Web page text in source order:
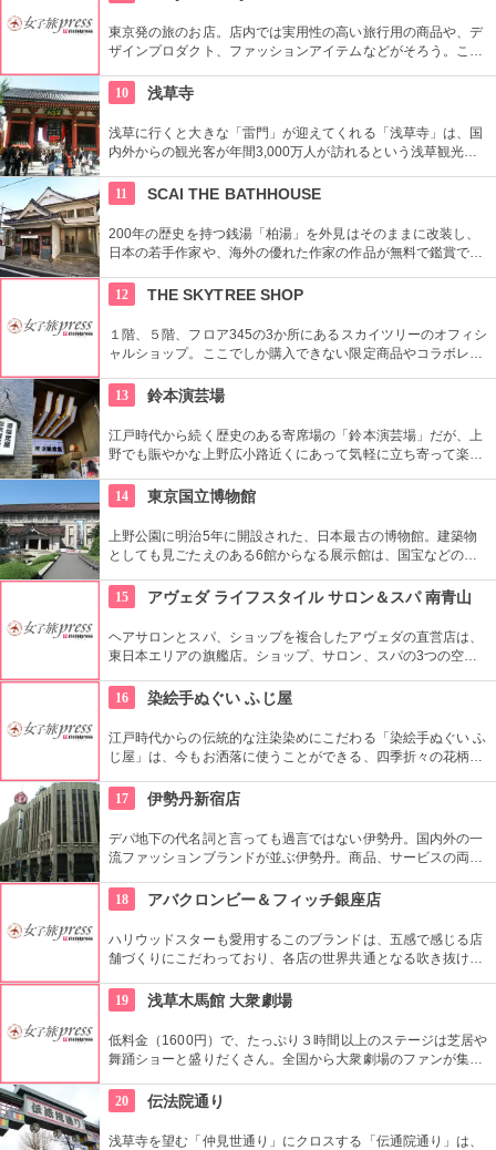
東京発の旅のお店。店内では実用性の高い旅行用の商品や、デ
ザインプロダクト、ファッションアイテムなどがそろう。これ
されている。
10 浅草寺
浅草に行くと大きな「雷門」が迎えてくれる「浅草寺」は、国
内外からの観光客が年間3,000万人が訪れるという浅草観光一
都内最古の名刹です。
11 SCAI THE BATHHOUSE
200年の歴史を持つ銭湯「柏湯」を外見はそのままに改装し、
日本の若手作家や、海外の優れた作家の作品が無料で鑑賞でき
12
THE SKYTREE SHOP
１階、５階、フロア345の3か所にあるスカイツリーのオフィシ
ャルショップ。ここでしか購入できない限定商品やコラボレー
日本一高いところでの購入として記念に残る思い出に！
13 鈴本演芸場
江戸時代から続く歴史のある寄席場の「鈴本演芸場」だが、上
野でも賑やかな上野広小路近くにあって気軽に立ち寄って楽し
ず入ってみてはいかがでしょう。
14 東京国立博物館
上野公園に明治5年に開設された、日本最古の博物館。建築物
としても見ごたえのある6館からなる展示館は、国宝などの歴
す。オリジナルグッズを販売するミュージアムショップや食事
もできるカフェなども併設されています。
15 アヴェダ ライフスタイル サロン＆スパ 南青山
ヘアサロンとスパ、ショップを複合したアヴェダの直営店は、
東日本エリアの旗艦店。ショップ、サロン、スパの3つの空間
豊かな時間の中、リラックスしてお過ごしいただけます。
16 染絵手ぬぐい ふじ屋
江戸時代からの伝統的な注染染めにこだわる「染絵手ぬぐい ふ
じ屋」は、今もお洒落に使うことができる、四季折々の花柄や
地の小物も各種扱っています。
17 伊勢丹新宿店
デパ地下の代名詞と言っても過言ではない伊勢丹。国内外の一
流ファッションブランドが並ぶ伊勢丹。商品、サービスの両面
とメンズ館があり、百貨店業界では衣料品の売上高日本一を誇
っている。
18 アバクロンビー＆フィッチ銀座店
ハリウッドスターも愛用するこのブランドは、五感で感じる店
舗づくりにこだわっており、各店の世界共通となる吹き抜けの
壁面を描き刺激的でエネルギッシュな店舗空間を演出してい
る。
19 浅草木馬館 大衆劇場
低料金（1600円）で、たっぷり３時間以上のステージは芝居や
舞踊ショーと盛りだくさん。全国から大衆劇場のファンが集ま
りが飛ぶ。
20 伝法院通り
浅草寺を望む「仲見世通り」にクロスする「伝通院通り」は、